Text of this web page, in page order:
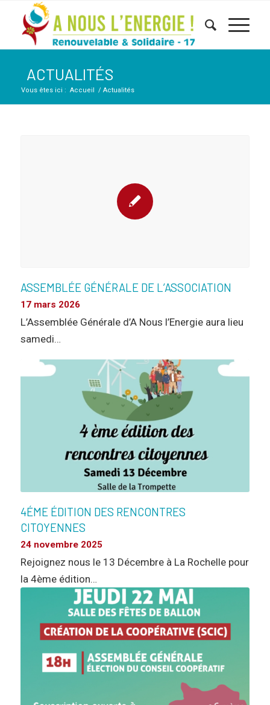
ACTUALITÉS
Vous êtes ici : Accueil / Actualités
ASSEMBLÉE GÉNÉRALE DE L’ASSOCIATION
17 mars 2026
L’Assemblée Générale d’A Nous l’Energie aura lieu
samedi…
4ÉME ÉDITION DES RENCONTRES
CITOYENNES
24 novembre 2025
Rejoignez nous le 13 Décembre à La Rochelle pour
la 4ème édition…